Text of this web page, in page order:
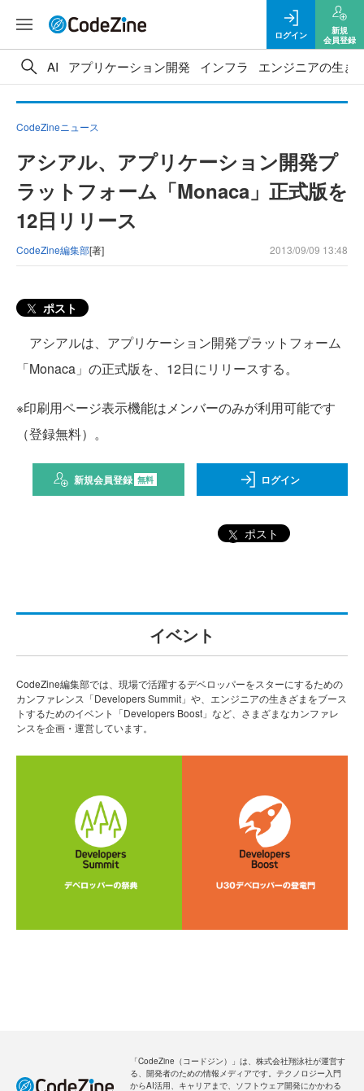
ログイン
新規
会員登録
AI アプリケーション開発 インフラ エンジニアの生き
CodeZineニュース
アシアル、アプリケーション開発プ
ラットフォーム「Monaca」正式版を
12日リリース
CodeZine編集部[著] 2013/09/09 13:48
ポスト
アシアルは、アプリケーション開発プラットフォーム
「Monaca」の正式版を、12日にリリースする。
※印刷用ページ表示機能はメンバーのみが利用可能です
（登録無料）。
新規会員登録 無料 ログイン
ポスト
イベント
CodeZine編集部では、現場で活躍するデベロッパーをスターにするための
カンファレンス「Developers Summit」や、エンジニアの生きざまをブース
トするためのイベント「Developers Boost」など、さまざまなカンファレ
ンスを企画・運営しています。
「CodeZine（コードジン）」は、株式会社翔泳社が運営す
る、開発者のための情報メディアです。テクノロジー入門
からAI活用、キャリアまで、ソフトウェア開発にかかわる